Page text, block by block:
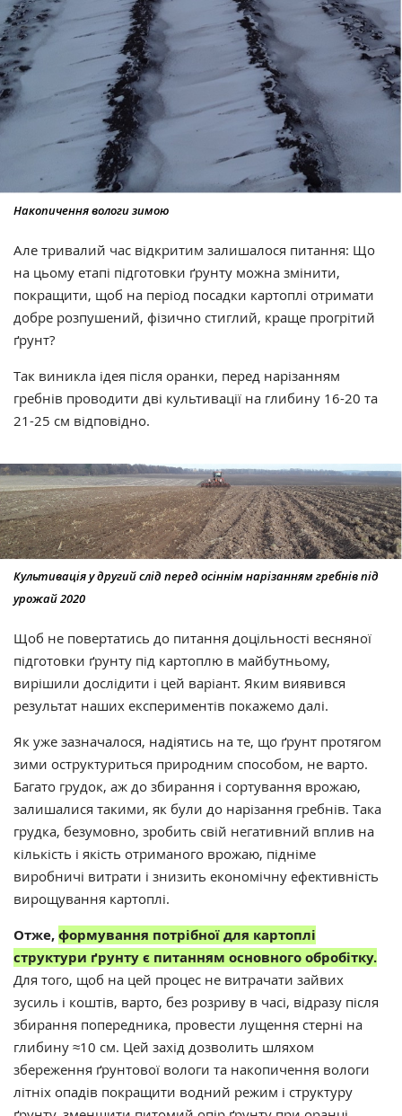
Накопичення вологи зимою
Але тривалий час відкритим залишалося питання: Що
на цьому етапі підготовки ґрунту можна змінити,
покращити, щоб на період посадки картоплі отримати
добре розпушений, фізично стиглий, краще прогрітий
ґрунт?
Так виникла ідея після оранки, перед нарізанням
гребнів проводити дві культивації на глибину 16-20 та
21-25 см відповідно.
Культивація у другий слід перед осіннім нарізанням гребнів під
урожай 2020
Щоб не повертатись до питання доцільності весняної
підготовки ґрунту під картоплю в майбутньому,
вирішили дослідити і цей варіант. Яким виявився
результат наших експериментів покажемо далі.
Як уже зазначалося, надіятись на те, що ґрунт протягом
зими оструктуриться природним способом, не варто.
Багато грудок, аж до збирання і сортування врожаю,
залишалися такими, як були до нарізання гребнів. Така
грудка, безумовно, зробить свій негативний вплив на
кількість і якість отриманого врожаю, підніме
виробничі витрати і знизить економічну ефективність
вирощування картоплі.
Отже,формування потрібної для картоплі
структури ґрунту є питанням основного обробітку.
Для того, щоб на цей процес не витрачати зайвих
зусиль і коштів, варто, без розриву в часі, відразу після
збирання попередника, провести лущення стерні на
глибину ≈10 см. Цей захід дозволить шляхом
збереження ґрунтової вологи та накопичення вологи
літніх опадів покращити водний режим і структуру